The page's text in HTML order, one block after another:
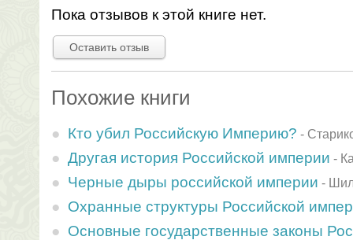
Пока отзывов к этой книге нет.
Оставить отзыв
Похожие книги
Кто убил Российскую Империю? -
Другая история Российской империи -
Черные дыры российской империи -
Охранные структуры Российской
Основные государственные законы